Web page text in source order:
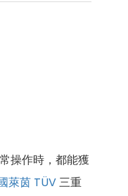
操作時，都能獲
萊茵 TÜV三重